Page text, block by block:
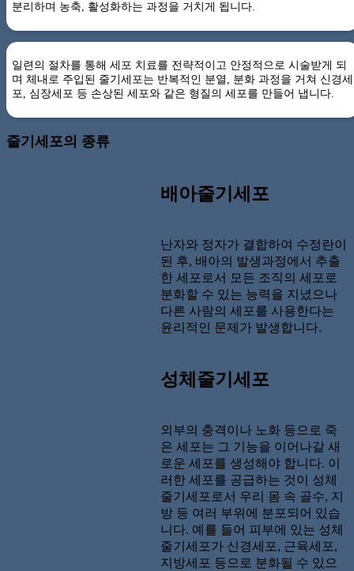
분리하며 농축, 활성화하는 과정을 거치게 됩니다.
일련의 절차를 통해 세포 치료를 전략적이고 안정적으로 시술받게 되
며 체내로 주입된 줄기세포는 반복적인 분열, 분화 과정을 거쳐 신경세
포, 심장세포 등 손상된 세포와 같은 형질의 세포를 만들어 냅니다.
줄기세포의 종류
배아줄기세포
난자와 정자가 결합하여 수정란이
된 후, 배아의 발생과정에서 추출
한 세포로서 모든 조직의 세포로
분화할 수 있는 능력을 지녔으나
다른 사람의 세포를 사용한다는
윤리적인 문제가 발생합니다.
성체줄기세포
외부의 충격이나 노화 등으로 죽
은 세포는 그 기능을 이어나갈 새
로운 세포를 생성해야 합니다. 이
러한 세포를 공급하는 것이 성체
줄기세포로서 우리 몸 속 골수, 지
방 등 여러 부위에 분포되어 있습
니다. 예를 들어 피부에 있는 성체
줄기세포가 신경세포, 근육세포,
지방세포 등으로 분화될 수 있으